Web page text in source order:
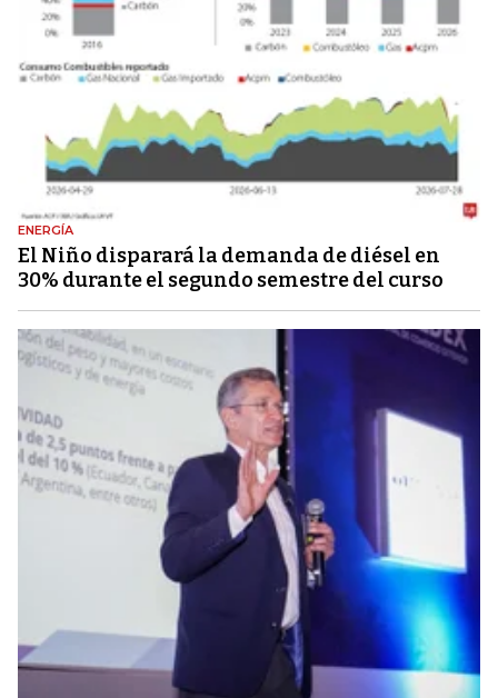
ENERGÍA
El Niño disparará la demanda de diésel en
30% durante el segundo semestre del curso